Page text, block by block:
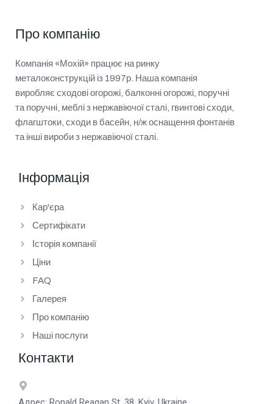
Про компанію
Компанія «Мохій» працює на ринку
металоконструкцій із 1997р. Наша компанія
виробляє сходові огорожі, балконні огорожі, поручні
та поручні, меблі з нержавіючої сталі, гвинтові сходи,
флагштоки, сходи в басейн, н/ж оснащення фонтанів
та інші вироби з нержавіючої сталі.
Інформація
Кар'єра
Сертифікати
Історія компанії
Ціни
FAQ
Галерея
Про компанію
Наші послуги
Контакти